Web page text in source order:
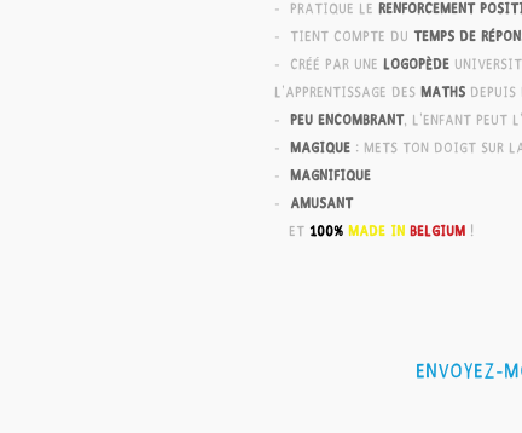
- pratique le renforcement
- tient compte du temps de
- créé par une logopède
l'apprentissage des maths depuis
- peu encombrant, l'enfant peut
- magique : mets ton doigt
- magnifique
- amusant
et 100% made in Belgium !
Envoyez-